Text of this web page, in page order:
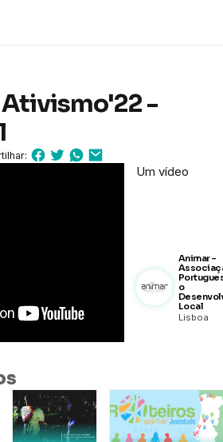
-
Um vídeo
Animar -
o
Local
Lisboa